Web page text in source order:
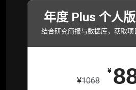
年度 Plus 个人
结合研究简报与数据库，获取
¥1068
¥
研究简报栏目内容（内容依
取研究对象核心判断）
市场脉搏分析、融资项目
项目融资数据库